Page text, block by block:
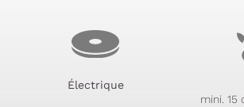
Électrique
mini. 15